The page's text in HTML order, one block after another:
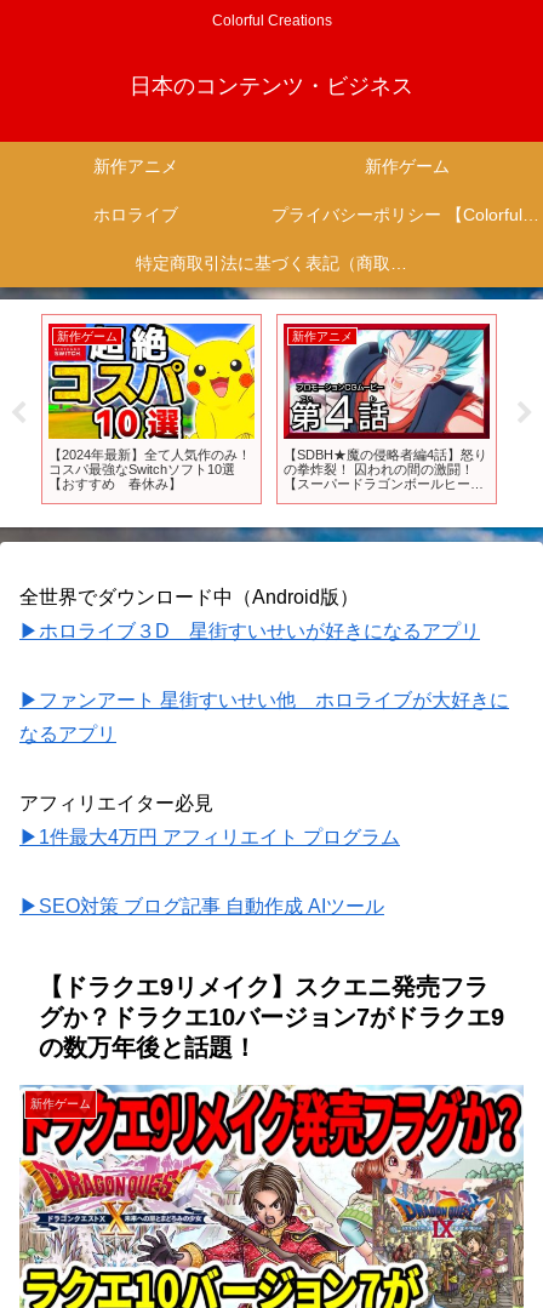
Colorful Creations
日本のコンテンツ・ビジネス
新作アニメ 新作ゲーム
ホロライブ プライバシーポリシー 【Colorful Creation】
特定商取引法に基づく表記（商取引に関する開示）
新作ゲーム
【2024年最新】全て人気作のみ！
コスパ最強なSwitchソフト10選
【おすすめ 春休み】
新作アニメ
【SDBH★魔の侵略者編4話】怒り
の拳炸裂！ 囚われの間の激闘！
【スーパードラゴンボールヒーロ
全世界でダウンロード中（Android版）
▶ホロライブ３D 星街すいせいが好きになるアプリ
▶ファンアート 星街すいせい他 ホロライブが大好きに
なるアプリ
アフィリエイター必見
▶1件最大4万円 アフィリエイト プログラム
▶SEO対策 ブログ記事 自動作成 AIツール
【ドラクエ9リメイク】スクエニ発売フラ
グか？ドラクエ10バージョン7がドラクエ9
の数万年後と話題！
新作ゲーム